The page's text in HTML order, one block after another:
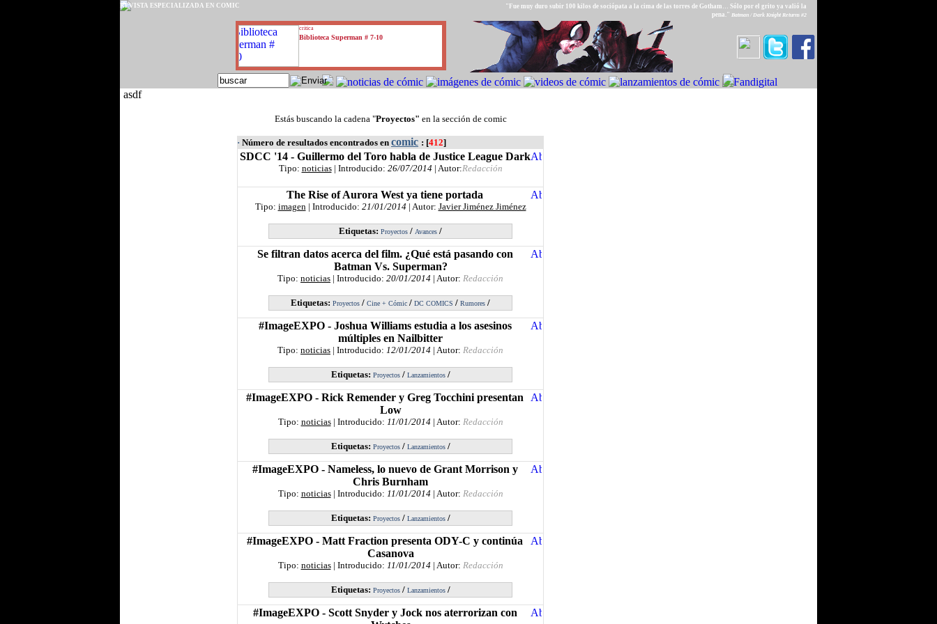
critica
Biblioteca Superman # 7-10
REVISTA ESPECIALIZADA EN CÓMIC
"Fue muy duro subir 100 kilos de sociópata a la cima de las torres de Gotham… Sólo por el grito ya valió la
pena." Batman / Dark Knight Returns #2
asdf
Estás buscando la cadena "Proyectos" en la sección de comic
· Número de resultados encontrados en comic : [412]
SDCC '14 - Guillermo del Toro habla de Justice League Dark
Tipo: noticias| Introducido: 26/07/2014| Autor:Redacción
The Rise of Aurora West ya tiene portada
Tipo: imagen| Introducido: 21/01/2014| Autor: Javier Jiménez Jiménez
Etiquetas: Proyectos / Avances /
Se filtran datos acerca del film. ¿Qué está pasando con
Batman Vs. Superman?
Tipo: noticias | Introducido: 20/01/2014 | Autor: Redacción
Etiquetas: Proyectos / Cine + Cómic / DC COMICS / Rumores /
#ImageEXPO - Joshua Williams estudia a los asesinos
múltiples en Nailbitter
Tipo: noticias | Introducido: 12/01/2014 | Autor: Redacción
Etiquetas: Proyectos/ Lanzamientos/
#ImageEXPO - Rick Remender y Greg Tocchini presentan
Low
Tipo: noticias| Introducido: 11/01/2014| Autor: Redacción
Etiquetas: Proyectos/ Lanzamientos/
#ImageEXPO - Nameless, lo nuevo de Grant Morrison y
Chris Burnham
Tipo: noticias| Introducido: 11/01/2014| Autor: Redacción
Etiquetas: Proyectos/ Lanzamientos/
#ImageEXPO - Matt Fraction presenta ODY-C y continúa
Casanova
Tipo: noticias| Introducido: 11/01/2014| Autor: Redacción
Etiquetas: Proyectos/ Lanzamientos/
#ImageEXPO - Scott Snyder y Jock nos aterrorizan con